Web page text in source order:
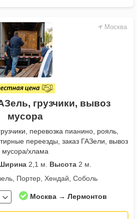
Москва
грузчики, вывоз
мусора
перевозка пианино, рояль,
переезды, заказ ГАЗели, вывоз
мусора/хлама
2,1 м. Высота2 м.
Портер, Хендай, Соболь
Москва → Лермонтов